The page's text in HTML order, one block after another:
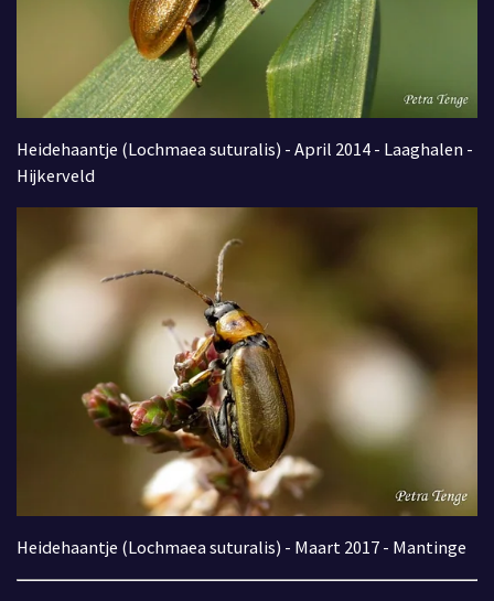
Heidehaantje (Lochmaea suturalis) - April 2014 - Laaghalen -
Hijkerveld
Heidehaantje (Lochmaea suturalis) - Maart 2017 - Mantinge